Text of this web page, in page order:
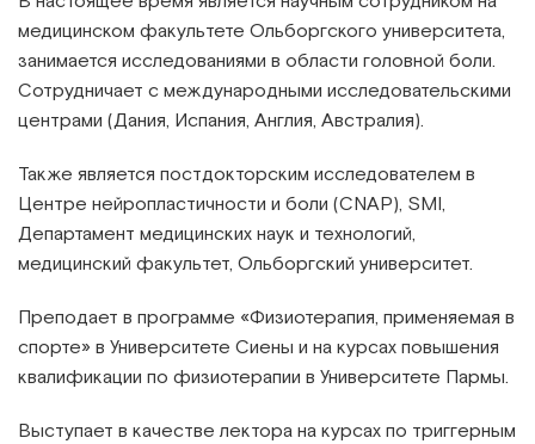
медицинском факультете Ольборгского университета,
занимается исследованиями в области головной боли.
Сотрудничает с международными исследовательскими
центрами (Дания, Испания, Англия, Австралия).
Также является постдокторским исследователем в
Центре нейропластичности и боли (CNAP), SMI,
Департамент медицинских наук и технологий,
медицинский факультет, Ольборгский университет.
Преподает в программе «Физиотерапия, применяемая в
спорте» в Университете Сиены и на курсах повышения
квалификации по физиотерапии в Университете Пармы.
Выступает в качестве лектора на курсах по триггерным